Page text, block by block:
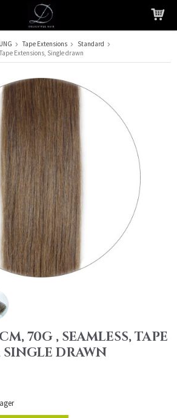
wurde in Ihren Warenkorb gelegt
Tape Extensions
Standard
Extensions, Single drawn
70G , SEAMLESS, TAPE
DRAWN